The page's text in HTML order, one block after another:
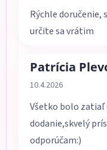
Rýchle doručenie,
určite sa vrátim
Patrícia
Hodnotenie
10.4.2026
Všetko bolo zatiaľ
dodanie,skvelý
odporúčam:)